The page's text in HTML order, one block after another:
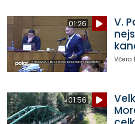
01:26
V.
Včera
01:56